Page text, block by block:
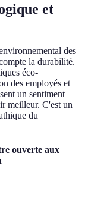
et
des
la durabilité.
éco-
des employés et
un sentiment
meilleur. C'est un
du
ouverte aux